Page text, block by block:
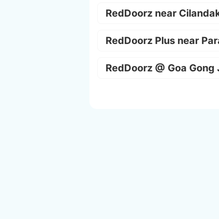
RedDoorz near
RedDoorz Plus near
RedDoorz @ Goa